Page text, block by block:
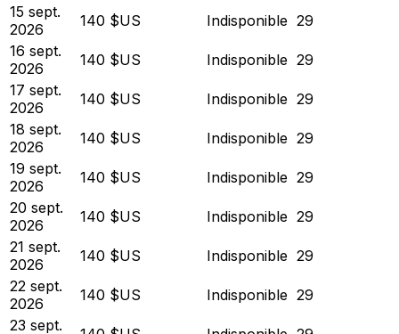
15 sept.
2026
140 $US Indisponible 29
16 sept.
2026
140 $US Indisponible 29
17 sept.
2026
140 $US Indisponible 29
18 sept.
2026
140 $US Indisponible 29
19 sept.
2026
140 $US Indisponible 29
20 sept.
2026
140 $US Indisponible 29
21 sept.
2026
140 $US Indisponible 29
22 sept.
2026
140 $US Indisponible 29
23 sept.